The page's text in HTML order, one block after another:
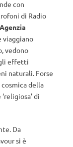
con
di Radio
viaggiano
vedono
gli effetti
naturali. Forse
della
di
Da
si è